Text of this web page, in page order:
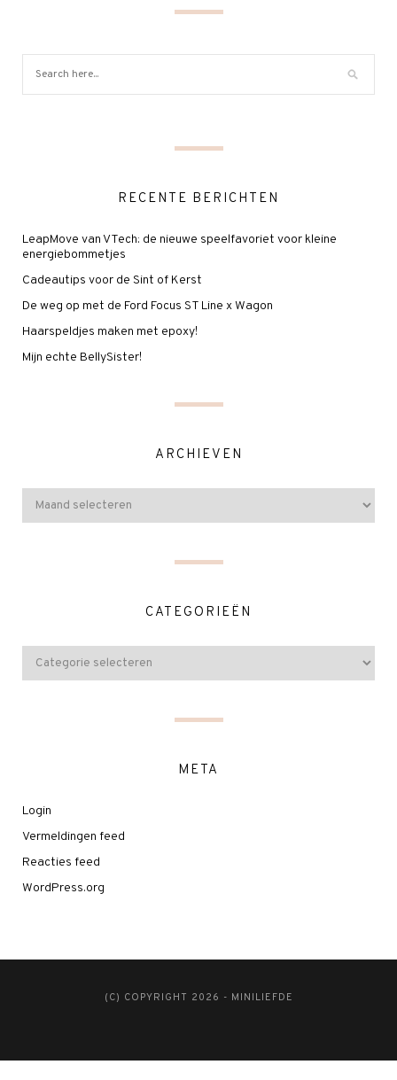
RECENTE BERICHTEN
LeapMove van VTech: de nieuwe speelfavoriet voor kleine
energiebommetjes
Cadeautips voor de Sint of Kerst
De weg op met de Ford Focus ST Line x Wagon
Haarspeldjes maken met epoxy!
Mijn echte BellySister!
ARCHIEVEN
CATEGORIEËN
META
Login
Vermeldingen feed
Reacties feed
WordPress.org
(C) COPYRIGHT 2026 - MINILIEFDE